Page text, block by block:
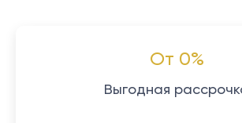
От 0%
Выгодная